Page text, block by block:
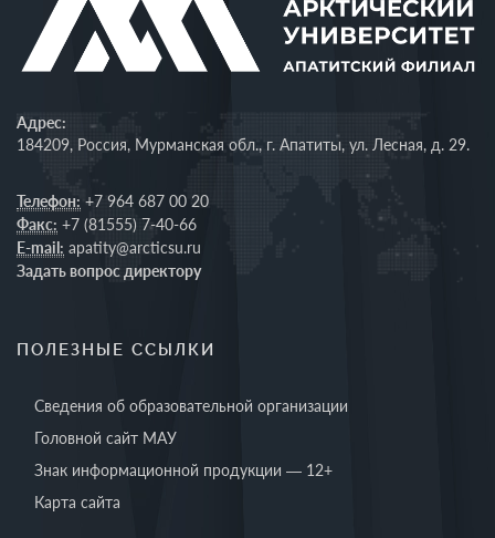
Адрес:
184209, Россия, Мурманская обл., г. Апатиты, ул. Лесная, д. 29.
Телефон: +7 964 687 00 20
Факс: +7 (81555) 7-40-66
E-mail: apatity@arcticsu.ru
Задать вопрос директору
ПОЛЕЗНЫЕ ССЫЛКИ
Сведения об образовательной организации
Головной сайт МАУ
Знак информационной продукции — 12+
Карта сайта